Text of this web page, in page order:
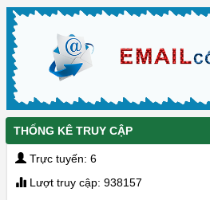
THỐNG KÊ TRUY CẬP
Trực tuyến: 6
Lượt truy cập: 938157